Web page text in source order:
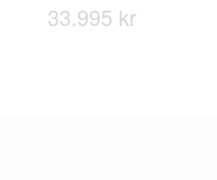
33.995 kr